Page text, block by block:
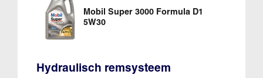
Mobil Super 3000 Formula D1
5W30
Hydraulisch remsysteem